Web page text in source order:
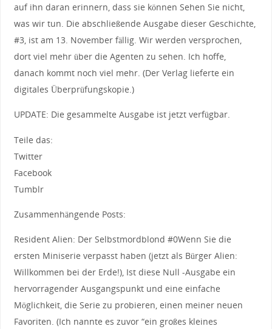
auf ihn daran erinnern, dass sie können Sehen Sie nicht,
was wir tun. Die abschließende Ausgabe dieser Geschichte,
#3, ist am 13. November fällig. Wir werden versprochen,
dort viel mehr über die Agenten zu sehen. Ich hoffe,
danach kommt noch viel mehr. (Der Verlag lieferte ein
digitales Überprüfungskopie.)
UPDATE: Die gesammelte Ausgabe ist jetzt verfügbar.
Teile das:
Twitter
Facebook
Tumblr
Zusammenhängende Posts:
Resident Alien: Der Selbstmordblond #0Wenn Sie die
ersten Miniserie verpasst haben (jetzt als Bürger Alien:
Willkommen bei der Erde!), Ist diese Null -Ausgabe ein
hervorragender Ausgangspunkt und eine einfache
Möglichkeit, die Serie zu probieren, einen meiner neuen
Favoriten. (Ich nannte es zuvor “ein großes kleines